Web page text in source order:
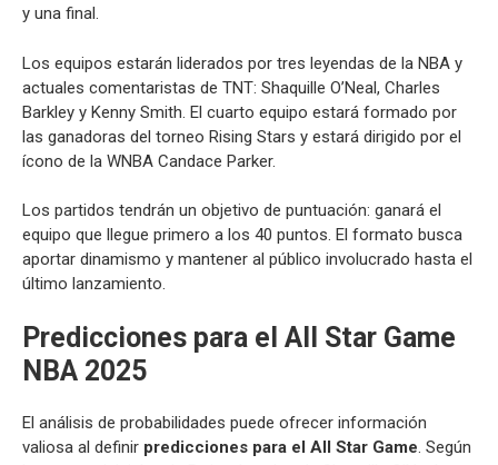
y una final.
Los equipos estarán liderados por tres leyendas de la NBA y
actuales comentaristas de TNT: Shaquille O’Neal, Charles
Barkley y Kenny Smith. El cuarto equipo estará formado por
las ganadoras del torneo Rising Stars y estará dirigido por el
ícono de la WNBA Candace Parker.
Los partidos tendrán un objetivo de puntuación: ganará el
equipo que llegue primero a los 40 puntos. El formato busca
aportar dinamismo y mantener al público involucrado hasta el
último lanzamiento.
Predicciones para el All Star Game
NBA 2025
El análisis de probabilidades puede ofrecer información
valiosa al definir predicciones para el All Star Game . Según